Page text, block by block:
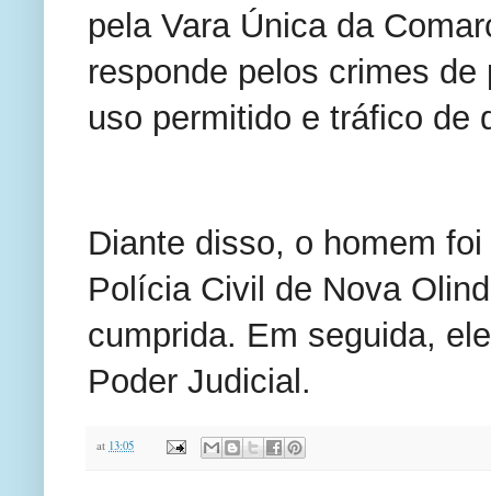
pela Vara Única da
responde pelos crimes
uso permitido e tráfico de
Diante disso, o homem
Polícia Civil de Nova
cumprida. Em seguida,
Poder Judicial.
at 13:05